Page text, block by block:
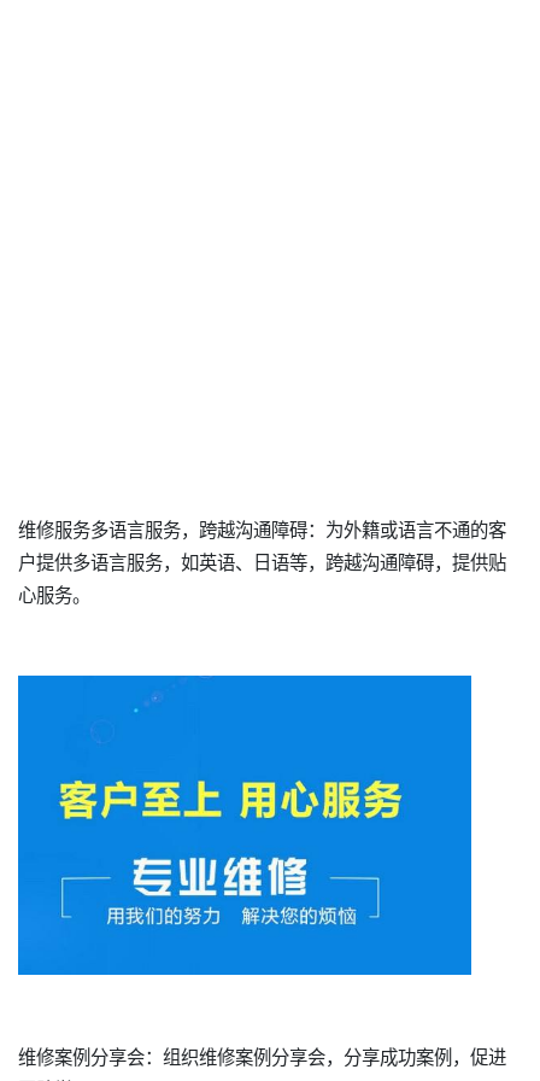
维修服务多语言服务，跨越沟通障碍：为外籍或语言不通的客
户提供多语言服务，如英语、日语等，跨越沟通障碍，提供贴
心服务。
维修案例分享会：组织维修案例分享会，分享成功案例，促进